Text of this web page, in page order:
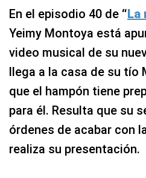
En el episodio 40 de “La
Yeimy Montoya está
video musical de su
llega a la casa de su tío
que el hampón tiene
para él. Resulta que su
órdenes de acabar con
realiza su presentación.